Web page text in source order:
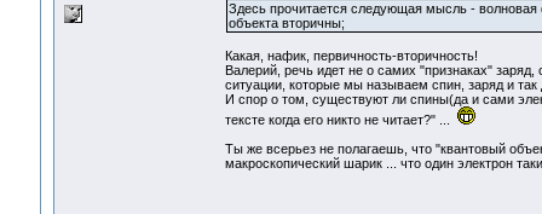
Здесь прочитается следующая мысль - волновая
объекта вторичны;
Какая, нафик, первичность-вторичность!
Валерий, речь идет не о самих "признаках"
ситуации, которые мы называем спин, заряд и так
И спор о том, существуют ли спины(да и сами
тексте когда его никто не читает?" ...
Ты же всерьез не полагаешь, что "квантовый
макроскопический шарик ... что один электрон